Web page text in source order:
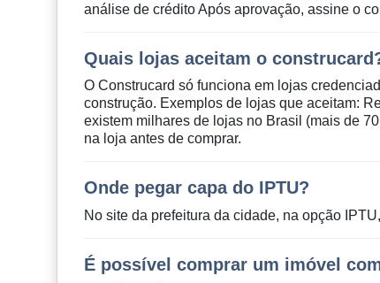
análise de crédito Após aprovação, assine o
Quais lojas aceitam o
O Construcard só funciona em lojas
construção. Exemplos de lojas que aceitam:
existem milhares de lojas no Brasil (mais de
na loja antes de comprar.
Onde pegar capa do IPTU?
No site da prefeitura da cidade, na opção
É possível comprar um imóvel